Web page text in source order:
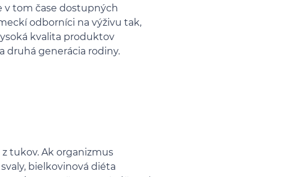
v tom čase dostupných
odborníci na výživu tak,
kvalita produktov
druhá generácia rodiny.
tukov. Ak organizmus
bielkovinová diéta